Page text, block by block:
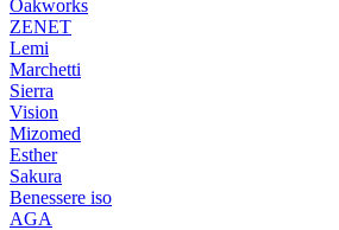
Oakworks
ZENET
Lemi
Marchetti
Sierra
Vision
Mizomed
Esther
Sakura
Benessere iso
AGA